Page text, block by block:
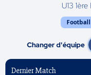
U13
Football
Changer d'équipe
Dernier Match